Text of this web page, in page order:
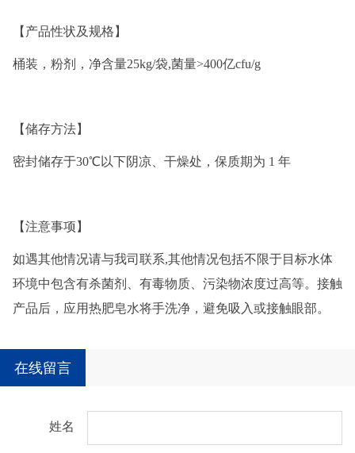
【产品性状及规格】
桶装，粉剂，净含量25kg/袋,菌量>400亿cfu/g
【储存方法】
密封储存于30℃以下阴凉、干燥处，保质期为 1 年
【注意事项】
如遇其他情况请与我司联系,其他情况包括不限于目标水体
环境中包含有杀菌剂、有毒物质、污染物浓度过高等。接触
产品后，应用热肥皂水将手洗净，避免吸入或接触眼部。
在线留言
姓名